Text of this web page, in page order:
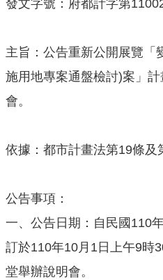
錄
務
訊
便
服
府
資
訊
公
開
發文字號：府都計字第
主旨：公告重新公開展覽「
施用地專案通盤檢討)案」
會。
依據：都市計畫法第19條及
公告事項：
一、公告日期：自民國​110
訂於​110年10月1日上午9時
堂舉辦說明會。